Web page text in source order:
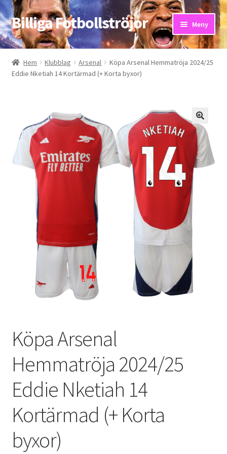
Hoppa
till
navigering
Hoppa
till
innehåll
Billiga Fotbollströjor Meny
Hem
Bloggar
Kassa
Kontakta oss
Mitt konto
Storleksguiden
Varukorg
Hem Klubblag Arsenal
Köpa Arsenal Hemmatröja 2024/25
Eddie Nketiah 14 Kortärmad (+ Korta byxor)
Köpa Arsenal
Hemmatröja 2024/25
Eddie Nketiah 14
Kortärmad (+ Korta
byxor)